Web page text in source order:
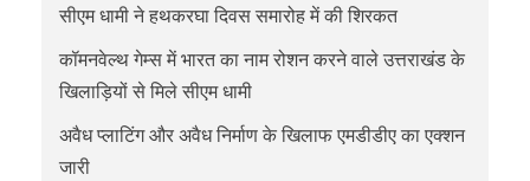
सीएम धामी ने हथकरघा दिवस समारोह में की शिरकत
कॉमनवेल्थ गेम्स में भारत का नाम रोशन करने वाले उत्तराखंड के
खिलाड़ियों से मिले सीएम धामी
अवैध प्लाटिंग और अवैध निर्माण के खिलाफ एमडीडीए का एक्शन
जारी